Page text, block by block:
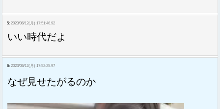
5: 2023/06/12(月) 17:51:46.92
いい時代だよ
6: 2023/06/12(月) 17:52:25.97
なぜ見せたがるのか